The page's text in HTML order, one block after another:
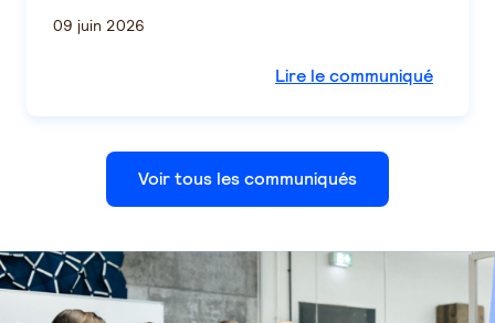
09 juin 2026
Lire le communiqué
Voir tous les communiqués